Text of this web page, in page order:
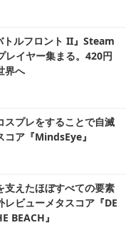
トルフロント II』Steam
レイヤー集まる。420円
界へ
スプレをすることで自滅
コア『MindsEye』
支えたほぼすべての要素
ビューメタスコア『DE
BEACH』